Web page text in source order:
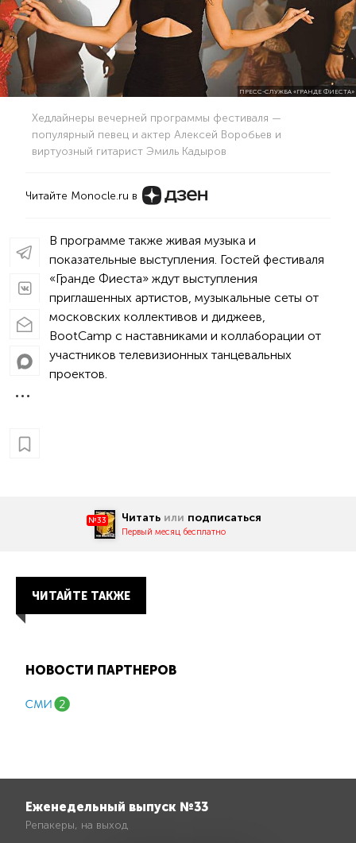
ПРЕСС-СЛУЖБА «ГРАНДЕ ФИЕСТА»
Хедлайнеры вечерней программы фестиваля —
популярный певец и актер Алексей Воробьев и
виртуозный гитарист Эмиль Кадыров
Читайте Monocle.ru в
В программе также живая музыка и
показательные выступления. Гостей фестиваля
«Гранде Фиеста» ждут выступления
приглашенных артистов, музыкальные сеты от
московских коллективов и диджеев,
BootCamp c наставниками и коллаборации от
участников телевизионных танцевальных
проектов.
№33 Читать или подписаться
Первый месяц бесплатно
ЧИТАЙТЕ ТАКЖЕ
НОВОСТИ ПАРТНЕРОВ
Еженедельный выпуск №33
Репакеры, на выход